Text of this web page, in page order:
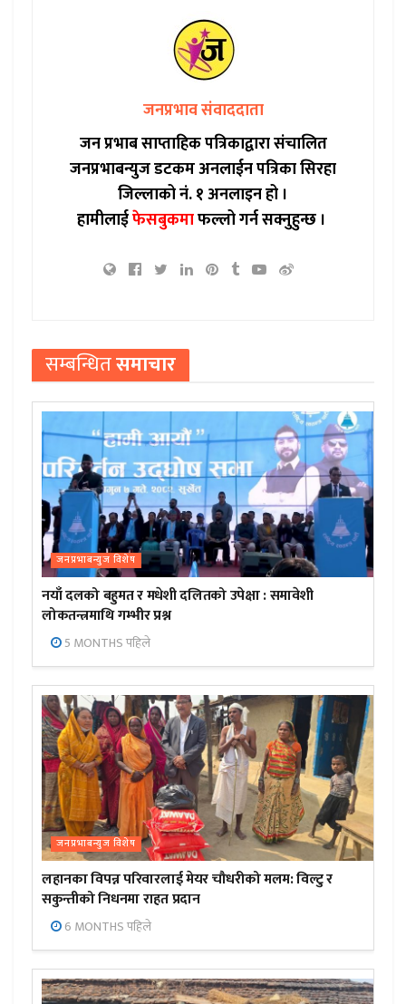
जनप्रभाव संवाददाता
जन प्रभाब साप्ताहिक पत्रिकाद्वारा संचालित
जनप्रभाबन्युज डटकम अनलाईन पत्रिका सिरहा
जिल्लाको नं. १ अनलाइन हो ।
हामीलाईफेसबुकमाफल्लो गर्न सक्नुहुन्छ ।
सम्बन्धितसमाचार
जनप्रभाबन्युज विशेष
नयाँ दलको बहुमत र मधेशी दलितको उपेक्षा : समावेशी
लोकतन्त्रमाथि गम्भीर प्रश्न
5 MONTHS पहिले
जनप्रभाबन्युज विशेष
लहानका विपन्न परिवारलाई मेयर चौधरीको मलम: विल्टु र
सकुन्तीको निधनमा राहत प्रदान
6 MONTHS पहिले